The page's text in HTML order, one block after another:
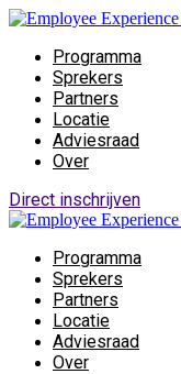
Programma
Sprekers
Partners
Locatie
Adviesraad
Over
Direct inschrijven
Programma
Sprekers
Partners
Locatie
Adviesraad
Over